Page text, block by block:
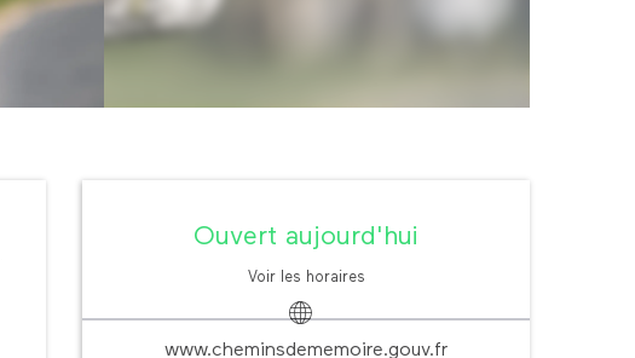
Ouverture et
Ouvert aujourd'hui
Voir les horaires
www.cheminsdememoire.gouv.fr